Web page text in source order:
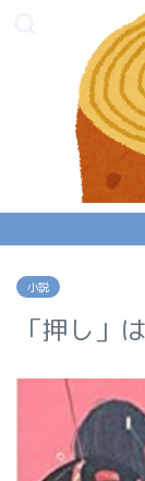
小説
「押し」